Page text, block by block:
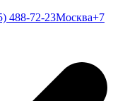
488-72-23Москва+7